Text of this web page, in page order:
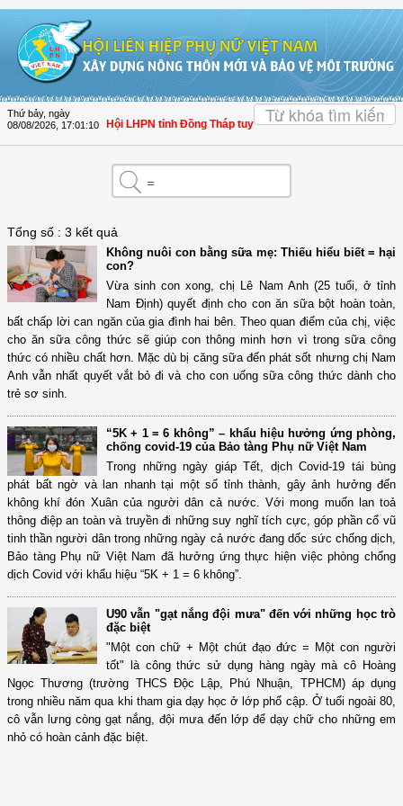
Thứ bảy, ngày
08/08/2026 17:01:10 Hội LHPN tỉnh Đồng Tháp tuyên truyền, hướng dẫn, triển
Tổng số : 3 kết quả
Không nuôi con bằng sữa mẹ: Thiếu hiểu biết = hại
con?
Vừa sinh con xong, chị Lê Nam Anh (25 tuổi, ở tỉnh
Nam Định) quyết định cho con ăn sữa bột hoàn toàn,
bất chấp lời can ngăn của gia đình hai bên. Theo quan điểm của chị, việc
cho ăn sữa công thức sẽ giúp con thông minh hơn vì trong sữa công
thức có nhiều chất hơn. Mặc dù bị căng sữa đến phát sốt nhưng chị Nam
Anh vẫn nhất quyết vắt bỏ đi và cho con uống sữa công thức dành cho
trẻ sơ sinh.
“5K + 1 = 6 không” – khẩu hiệu hưởng ứng phòng,
chống covid-19 của Bảo tàng Phụ nữ Việt Nam
Trong những ngày giáp Tết, dịch Covid-19 tái bùng
phát bất ngờ và lan nhanh tại một số tỉnh thành, gây ảnh hưởng đến
không khí đón Xuân của người dân cả nước. Với mong muốn lan toả
thông điệp an toàn và truyền đi những suy nghĩ tích cực, góp phần cổ vũ
tinh thần người dân trong những ngày cả nước đang dốc sức chống dịch,
Bảo tàng Phụ nữ Việt Nam đã hưởng ứng thực hiện việc phòng chống
dịch Covid với khẩu hiệu “5K + 1 = 6 không”.
U90 vẫn "gạt nắng đội mưa" đến với những học trò
đặc biệt
"Một con chữ + Một chút đạo đức = Một con người
tốt" là công thức sử dụng hàng ngày mà cô Hoàng
Ngọc Thương (trường THCS Độc Lập, Phú Nhuận, TPHCM) áp dụng
trong nhiều năm qua khi tham gia dạy học ở lớp phổ cập. Ở tuổi ngoài 80,
cô vẫn lưng còng gạt nắng, đội mưa đến lớp để dạy chữ cho những em
nhỏ có hoàn cảnh đặc biệt.